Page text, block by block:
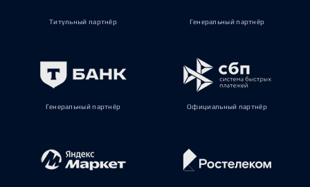
Титульный партнёр Генеральный партнёр
Генеральный партнёр Официальный партнёр